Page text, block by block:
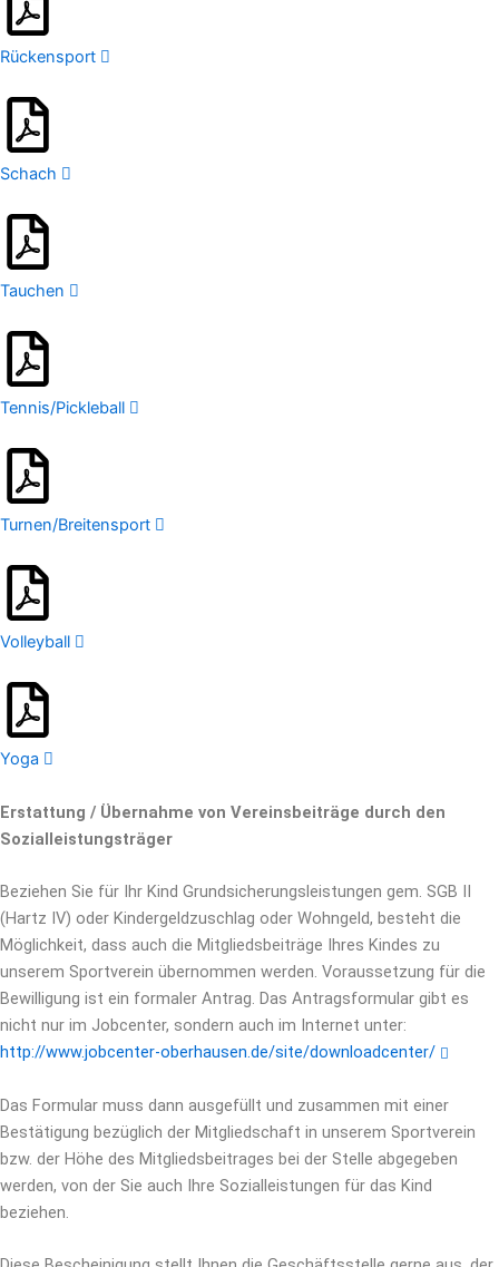
Rückensport
Schach
Tauchen
Tennis/Pickleball
Turnen/Breitensport
Volleyball
Yoga
Erstattung / Übernahme von Vereinsbeiträge durch den
Sozialleistungsträger
Beziehen Sie für Ihr Kind Grundsicherungsleistungen gem. SGB II
(Hartz IV) oder Kindergeldzuschlag oder Wohngeld, besteht die
Möglichkeit, dass auch die Mitgliedsbeiträge Ihres Kindes zu
unserem Sportverein übernommen werden. Voraussetzung für die
Bewilligung ist ein formaler Antrag. Das Antragsformular gibt es
nicht nur im Jobcenter, sondern auch im Internet unter:
http://www.jobcenter-oberhausen.de/site/downloadcenter/
Das Formular muss dann ausgefüllt und zusammen mit einer
Bestätigung bezüglich der Mitgliedschaft in unserem Sportverein
bzw. der Höhe des Mitgliedsbeitrages bei der Stelle abgegeben
werden, von der Sie auch Ihre Sozialleistungen für das Kind
beziehen.